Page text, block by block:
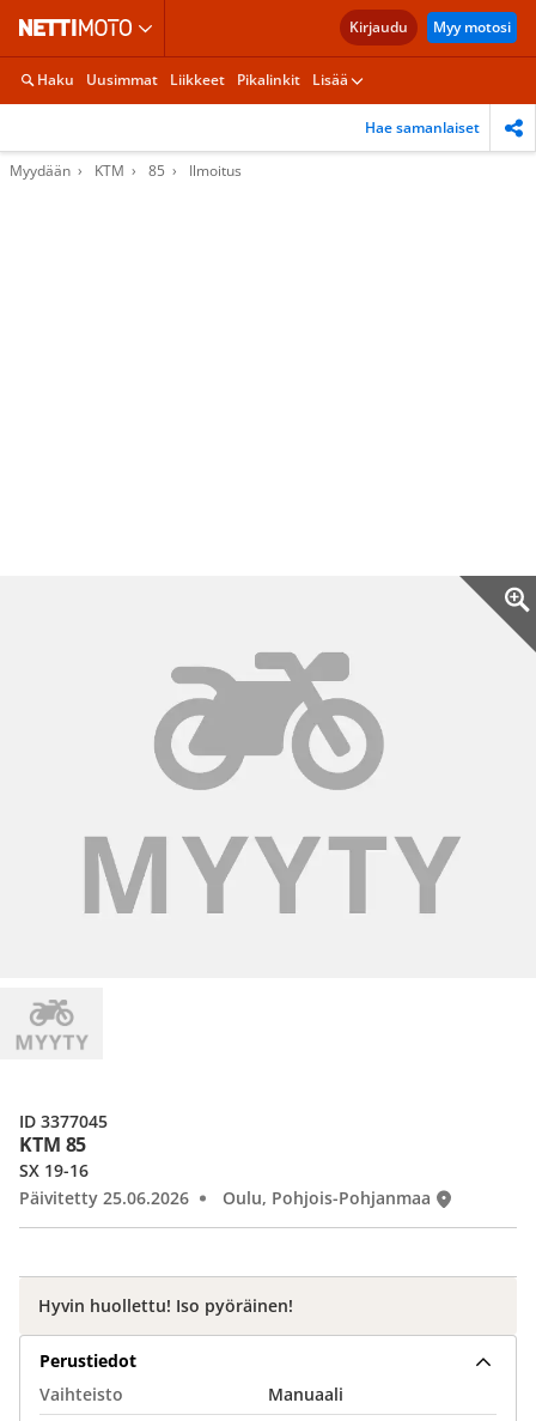
Kirjaudu Myy motosi
Haku Uusimmat Liikkeet Pikalinkit Lisää
Hae samanlaiset
Myydään KTM 85 Ilmoitus
KTM 85
SX 19-16
Päivitetty 25.06.2026
Oulu, Pohjois-Pohjanmaa
ID 3377045
Hyvin huollettu! Iso pyöräinen!
Perustiedot
Vaihteisto
Manuaali